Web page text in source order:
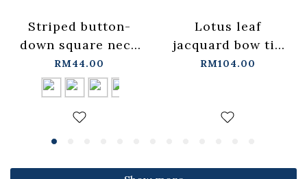
Striped button-
down square neck
bra top, available
in four
colors【01041964】
in stock+pre-order
RM44.00
Lotus leaf
jacquard bow tie
spaghetti strap
in stock+pre-order
RM104.00